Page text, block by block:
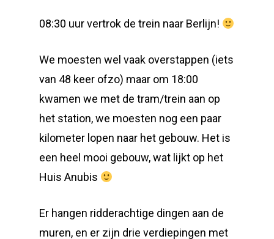
08:30 uur vertrok de trein naar Berlijn!
We moesten wel vaak overstappen (iets
van 48 keer ofzo) maar om 18:00
kwamen we met de tram/trein aan op
het station, we moesten nog een paar
kilometer lopen naar het gebouw. Het is
een heel mooi gebouw, wat lijkt op het
Huis Anubis
Er hangen ridderachtige dingen aan de
muren, en er zijn drie verdiepingen met